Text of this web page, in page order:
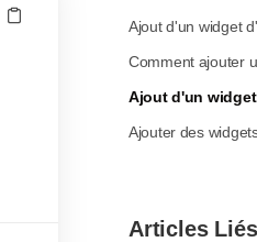
Ajout d'un widget
Comment ajouter
Ajout d'un
Ajouter des
Articles Liés